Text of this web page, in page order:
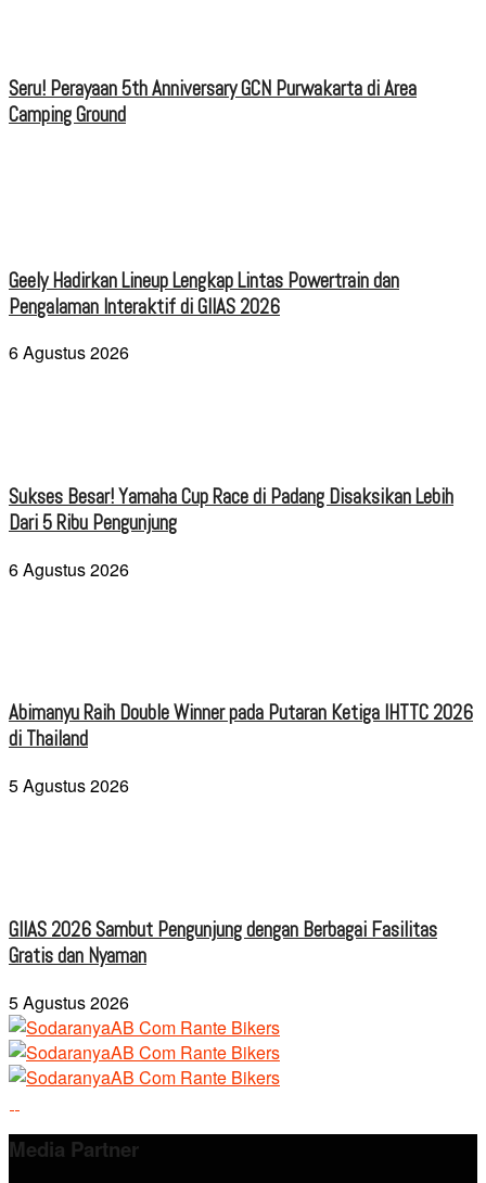
Seru! Perayaan 5th Anniversary GCN Purwakarta di Area
Camping Ground
Geely Hadirkan Lineup Lengkap Lintas Powertrain dan
Pengalaman Interaktif di GIIAS 2026
6 Agustus 2026
Sukses Besar! Yamaha Cup Race di Padang Disaksikan Lebih
Dari 5 Ribu Pengunjung
6 Agustus 2026
Abimanyu Raih Double Winner pada Putaran Ketiga IHTTC 2026
di Thailand
5 Agustus 2026
GIIAS 2026 Sambut Pengunjung dengan Berbagai Fasilitas
Gratis dan Nyaman
5 Agustus 2026
Media Partner